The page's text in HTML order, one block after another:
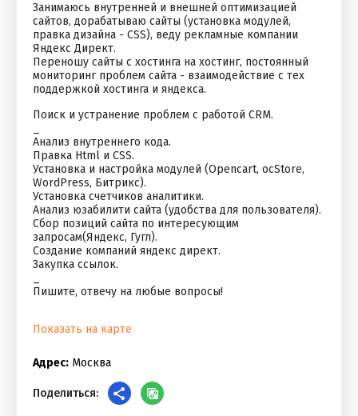
Занимаюсь внутренней и внешней оптимизацией
сайтов, дорабатываю сайты (установка модулей,
правка дизайна - CSS), веду рекламные компании
Яндекс Директ.
Переношу сайты с хостинга на хостинг, постоянный
мониторинг проблем сайта - взаимодействие с тех
поддержкой хостинга и яндекса.
Поиск и устранение проблем с работой CRM.
Анализ внутреннего кода.
Правка Html и CSS.
Установка и настройка модулей (Opencart, ocStore,
WordPress, Битрикс).
Установка счетчиков аналитики.
Анализ юзабилити сайта (удобства для пользователя).
Сбор позиций сайта по интересующим
запросам(Яндекс, Гугл).
Создание компаний яндекс директ.
Закупка ссылок.
Пишите, отвечу на любые вопросы!
Показать на карте
Адрес: Москва
Поделиться: